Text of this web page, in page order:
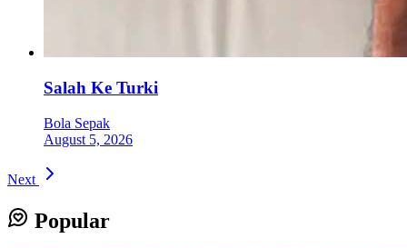
Salah Ke Turki
Bola Sepak
August 5, 2026
Next
Popular